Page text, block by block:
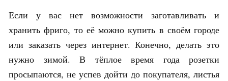
Если у вас нет возможности заготавливать и
хранить фриго, то её можно купить в своём городе
или заказать через интернет. Конечно, делать это
нужно зимой. В тёплое время года розетки
просыпаются, не успев дойти до покупателя, листья